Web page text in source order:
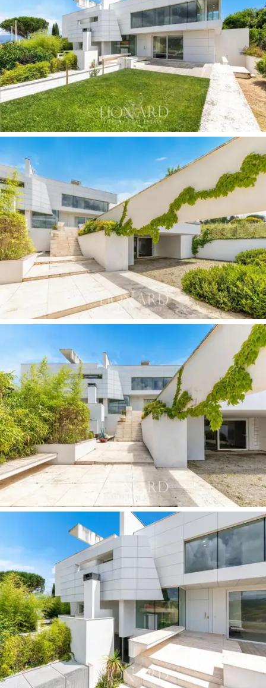
이 층에는 넓은 테라스로 연결되는 벽으로 나뉘지
않은 오픈 플랜 구조의 거실, 외부와 하나가 되는
대나무 식물이 있는 유리 식당, 손님용 욕실, 아름
다운 석회화 바닥과 대형 창문을 갖춘 디자이너
주방이 있습니다.
침실 공간은전용 욕실과 대형 옷장을 갖춘 마스
터 스위트룸, 더블 침실 2개 및 욕실로 구성되어
있습니다.
아래층에 빌라를 완성하는 것은실내 수영장, 사우
나,영화관을 갖춘웰니스 공간과 침실 2개, 욕실,
세탁실로 구성된여유 공간입니다. 이 숙박 시설
은중앙 집중식 홈 자동화 시스템,바닥 난방, 모든
객실의 에어컨 및 비디오 감시 시스템을 갖추고
있습니다.
720제곱미터 규모의정원에는조명이 설치되어
있으며 야외 휴식 공간과 주차 공간을 갖추고 있
어 즐거운 시간을 보내기에 이상적인 여러 야외
휴식 공간과 식사 공간을 제공합니다.
Arezzo지방의 Bucine 근처에서 판매되는 이 현대
적인 디자인 빌라는모든 편의를 갖춘 현대적인
빌라를 찾는 사람들에게 이상적입니다.